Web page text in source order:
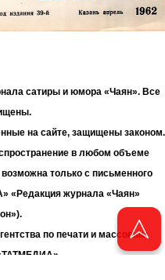
сатиры и юмора «Чаян». Все
на сайте, защищены законом.
в любом объеме
только с письменного
«Редакция журнала «Чаян»
по печати и массовым